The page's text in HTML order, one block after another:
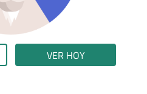
VER HOY